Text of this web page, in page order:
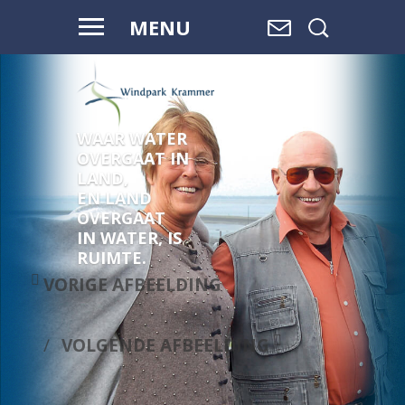
MENU
WAAR WATER
OVERGAAT IN
LAND,
EN LAND
OVERGAAT
IN WATER, IS
RUIMTE.
VORIGE AFBEELDING
VOLGENDE AFBEELDING